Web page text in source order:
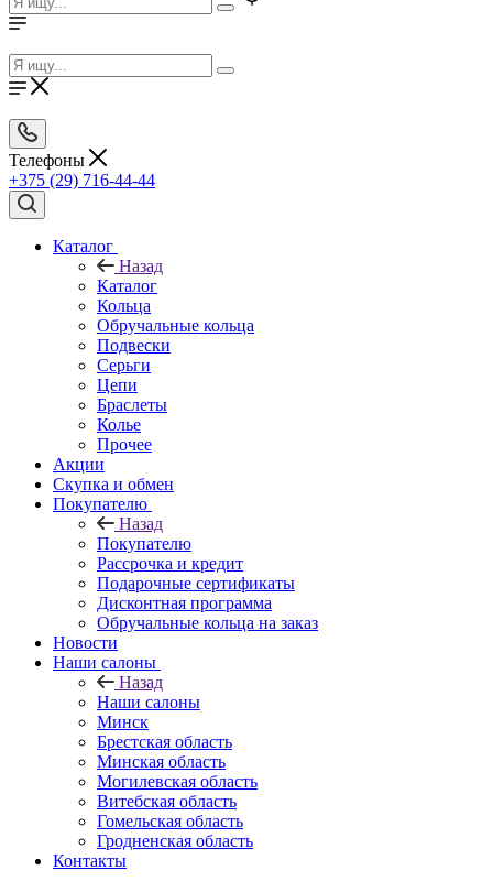
Телефоны
+375 (29) 716-44-44
Каталог
Назад
Каталог
Кольца
Обручальные кольца
Подвески
Серьги
Цепи
Браслеты
Колье
Прочее
Акции
Скупка и обмен
Покупателю
Назад
Покупателю
Рассрочка и кредит
Подарочные сертификаты
Дисконтная программа
Обручальные кольца на заказ
Новости
Наши салоны
Назад
Наши салоны
Минск
Брестская область
Минская область
Могилевская область
Витебская область
Гомельская область
Гродненская область
Контакты